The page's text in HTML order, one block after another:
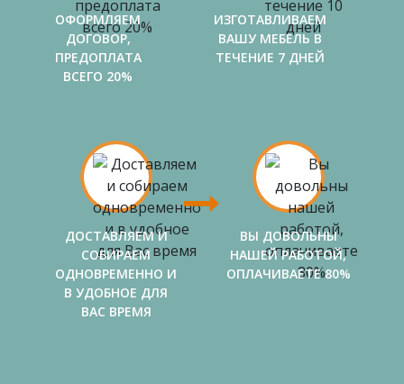
ОФОРМЛЯЕМ
ДОГОВОР,
ПРЕДОПЛАТА
ВСЕГО 20%
ИЗГОТАВЛИВАЕМ
ВАШУ МЕБЕЛЬ В
ТЕЧЕНИЕ 7 ДНЕЙ
ДОСТАВЛЯЕМ И
СОБИРАЕМ
ОДНОВРЕМЕННО И
В УДОБНОЕ ДЛЯ
ВАС ВРЕМЯ
ВЫ ДОВОЛЬНЫ
НАШЕЙ РАБОТОЙ,
ОПЛАЧИВАЕТЕ 80%